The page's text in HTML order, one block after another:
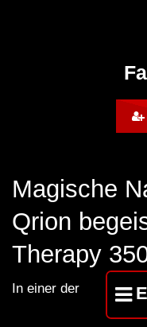
Magische
Qrion
Therapy
In einer der